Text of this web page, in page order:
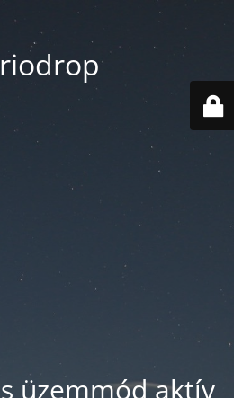
üzemmód aktív